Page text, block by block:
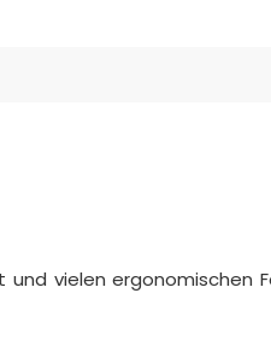
vielen ergonomischen